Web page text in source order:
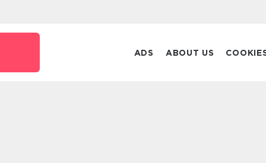
ADS ABOUT US